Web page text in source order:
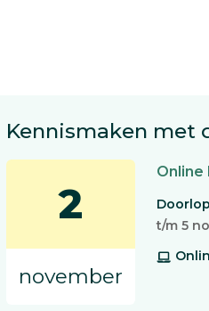
Kennismaken met
2
november
Online
t/m 5